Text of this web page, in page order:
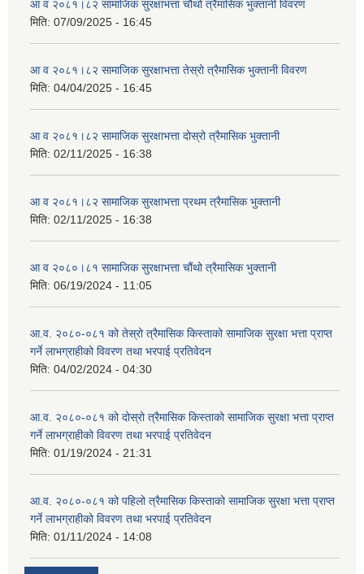
आ व २०८१।८२ सामाजिक सुरक्षाभत्ता चौथो त्रैमासिक भुक्तानी विवरण
मिति: 07/09/2025 - 16:45
आ व २०८१।८२ सामाजिक सुरक्षाभत्ता तेस्रो त्रैमासिक भुक्तानी विवरण
मिति: 04/04/2025 - 16:45
आ व २०८१।८२ सामाजिक सुरक्षाभत्ता दोस्रो त्रैमासिक भुक्तानी
मिति: 02/11/2025 - 16:38
आ व २०८१।८२ सामाजिक सुरक्षाभत्ता प्रथम त्रैमासिक भुक्तानी
मिति: 02/11/2025 - 16:38
आ व २०८०।८१ सामाजिक सुरक्षाभत्ता चौंथो त्रैमासिक भुक्तानी
मिति: 06/19/2024 - 11:05
आ.व. २०८०-०८१ को तेस्रो त्रैमासिक किस्ताको सामाजिक सुरक्षा भत्ता प्राप्त
गर्ने लाभग्राहीको विवरण तथा भरपाई प्रतिवेदन
मिति: 04/02/2024 - 04:30
आ.व. २०८०-०८१ को दोस्रो त्रैमासिक किस्ताको सामाजिक सुरक्षा भत्ता प्राप्त
गर्ने लाभग्राहीको विवरण तथा भरपाई प्रतिवेदन
मिति: 01/19/2024 - 21:31
आ.व. २०८०-०८१ को पहिलो त्रैमासिक किस्ताको सामाजिक सुरक्षा भत्ता प्राप्त
गर्ने लाभग्राहीको विवरण तथा भरपाई प्रतिवेदन
मिति: 01/11/2024 - 14:08